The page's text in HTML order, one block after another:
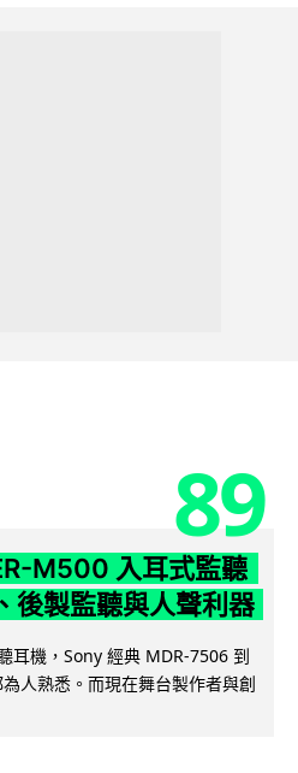
89
M500 入耳式監聽
後製監聽與人聲利器
耳機，Sony 經典 MDR-7506 到
人熟悉。而現在舞台製作者與創